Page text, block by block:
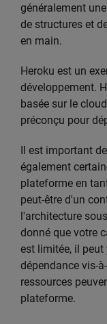
généralement
de structures et
en main.
Heroku est un
développement.
basée sur le
préconçu pour
Il est important
également
plateforme en
peut-être d'un
l'architecture
donné que votre
est limitée, il
dépendance vis-
ressources
plateforme.